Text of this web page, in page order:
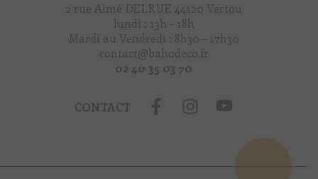
2 rue Aimé DELRUE 44120 Vertou
lundi : 13h - 18h
Mardi au Vendredi : 8h30 – 17h30
contact@bahodeco.fr
02 40 35 03 70
CONTACT